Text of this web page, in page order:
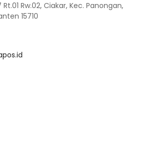
Rt.01 Rw.02, Ciakar, Kec. Panongan,
15710